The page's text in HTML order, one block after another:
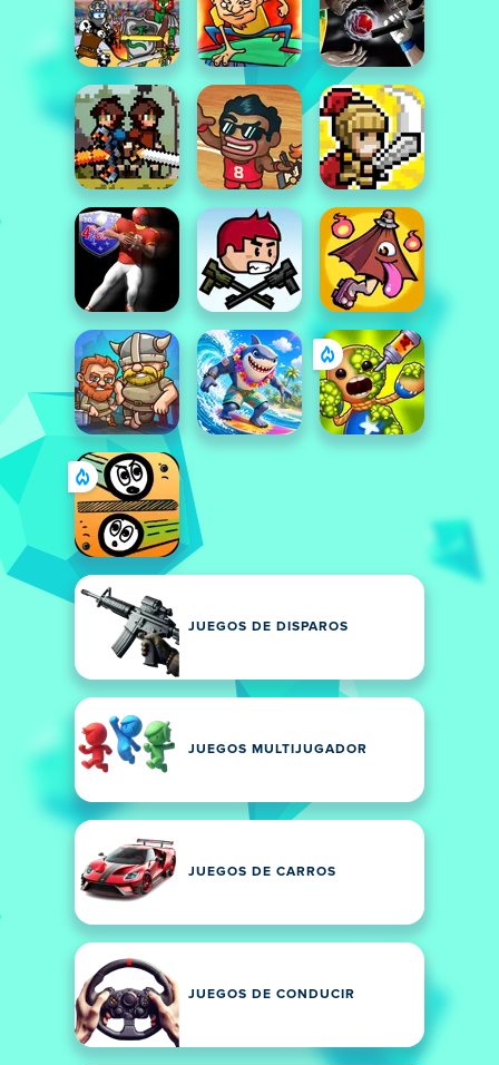
JUEGOS DE DISPAROS
JUEGOS MULTIJUGADOR
JUEGOS DE CARROS
JUEGOS DE CONDUCIR